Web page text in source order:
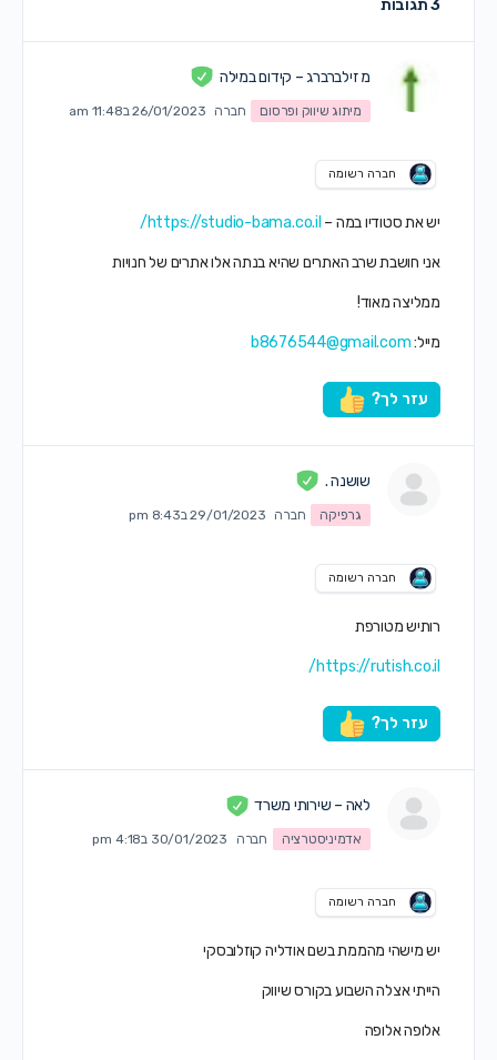
3 תגובות
מ זילברברג – קידום במילה
מיתוג שיווק ופרסום חברה 26/01/2023 ב11:48 am
חברה רשומה
יש את סטודיו במה –https://studio-bama.co.il/
אני חושבת שרב האתרים שהיא בנתה אלו אתרים של חנויות
ממליצה מאוד!
מייל:b8676544@gmail.com
עזר לך?
שושנה .
גרפיקה חברה 29/01/2023 ב8:43 pm
חברה רשומה
רותיש מטורפת
https://rutish.co.il/
עזר לך?
לאה – שירותי משרד
אדמיניסטרציה חברה 30/01/2023 ב4:18 pm
חברה רשומה
יש מישהי מהממת בשם אודליה קוזלובסקי
הייתי אצלה השבוע בקורס שיווק
אלופה אלופה